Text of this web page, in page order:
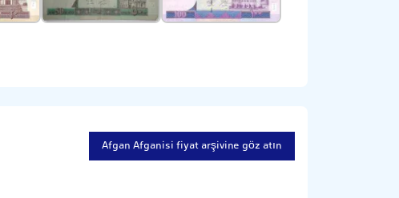
Afgan Afganisi fiyat arşivine göz atın